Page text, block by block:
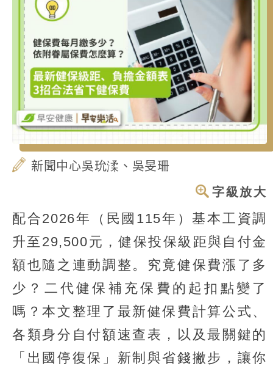
新聞中心吳玧渘、吳旻珊
字級放大
配合2026年（民國115年）基本工資調
升至29,500元，健保投保級距與自付金
額也隨之連動調整。究竟健保費漲了多
少？二代健保補充保費的起扣點變了
嗎？本文整理了最新健保費計算公式、
各類身分自付額速查表，以及最關鍵的
「出國停復保」新制與省錢撇步，讓你